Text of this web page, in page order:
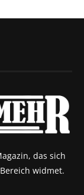
das sich
widmet.